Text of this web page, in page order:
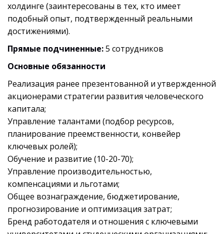
холдинге (заинтересованы в тех, кто имеет
подобный опыт, подтвержденный реальными
достижениями).
Прямые подчиненные:5 сотрудников
Основные обязанности
Реализация ранее презентованной и утвержденной
акционерами стратегии развития человеческого
капитала;
Управление талантами (подбор ресурсов,
планирование преемственности, конвейер
ключевых ролей);
Обучение и развитие (10-20-70);
Управление производительностью,
компенсациями и льготами;
Общее вознаграждение, бюджетирование,
прогнозирование и оптимизация затрат;
Бренд работодателя и отношения с ключевыми